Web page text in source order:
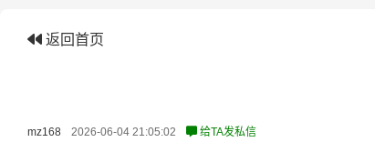
返回首页
mz168 2026-06-04 21:05:02 给TA发私信